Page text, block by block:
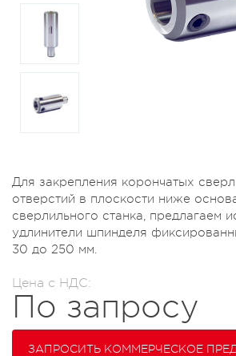
Для закрепления корончатых
отверстий в плоскости ниже
сверлильного станка, предлагаем
удлинители шпинделя
30 до 250 мм.
Цена с НДС:
По запросу
ЗАПРОСИТЬ КОММЕРЧЕСКОЕ